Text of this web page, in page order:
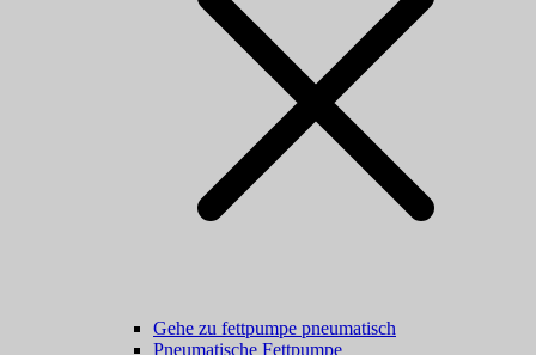
Gehe zu fettpumpe pneumatisch
Pneumatische Fettpumpe